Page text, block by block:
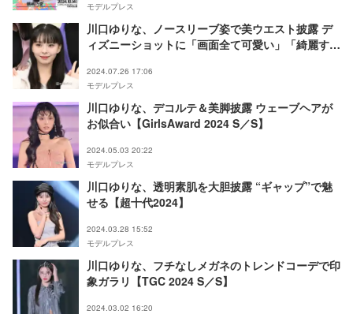
モデルプレス
川口ゆりな、ノースリーブ姿で美ウエスト披露 デ
ィズニーショットに「画面全て可愛い」「綺麗す
2024.07.26 17:06
モデルプレス
川口ゆりな、デコルテ＆美脚披露 ウェーブヘアが
お似合い【GirlsAward 2024 S／S】
2024.05.03 20:22
モデルプレス
川口ゆりな、透明素肌を大胆披露 “ギャップ”で魅
せる【超十代2024】
2024.03.28 15:52
モデルプレス
川口ゆりな、フチなしメガネのトレンドコーデで印
象ガラリ【TGC 2024 S／S】
2024.03.02 16:20